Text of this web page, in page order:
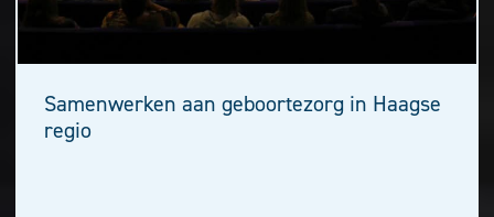
Samenwerken aan geboortezorg in Haagse
regio